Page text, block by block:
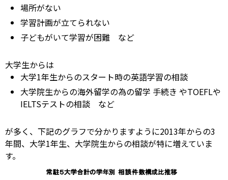
場所がない
学習計画が立てられない
子どもがいて学習が困難 など
大学生からは
大学1年生からのスタート時の英語学習の相談
大学院生からの海外留学の為の留学 手続き やTOEFLや
IELTSテストの相談 など
が多く、下記のグラフで分かりますように2013年からの3
年間、大学1年生、大学院生からの相談が特に増えていま
す。